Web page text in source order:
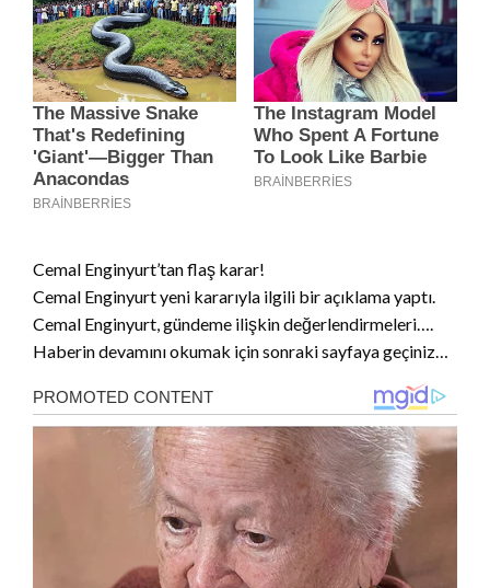
Cemal Enginyurt’tan flaş karar!
Cemal Enginyurt yeni kararıyla ilgili bir açıklama yaptı.
Cemal Enginyurt, gündeme ilişkin değerlendirmeleri….
Haberin devamını okumak için sonraki sayfaya geçiniz…